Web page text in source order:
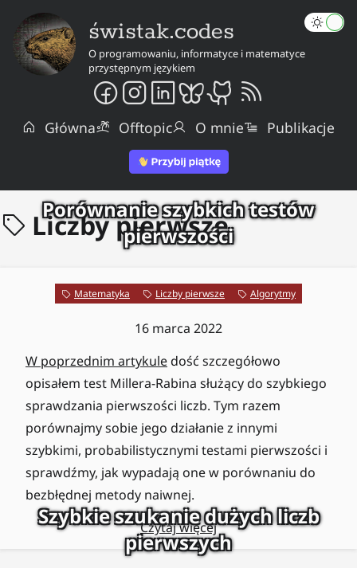
świstak.codes
O programowaniu, informatyce i matematyce
przystępnym językiem
Główna Offtopic O mnie Publikacje
Liczby pierwsze
Porównanie szybkich testów
pierwszości
Matematyka Liczby pierwsze Algorytmy
16 marca 2022
W poprzednim artykuledość szczegółowo
opisałem test Millera-Rabina służący do szybkiego
sprawdzania pierwszości liczb. Tym razem
porównajmy sobie jego działanie z innymi
szybkimi, probabilistycznymi testami pierwszości i
sprawdźmy, jak wypadają one w porównaniu do
bezbłędnej metody naiwnej.
Czytaj więcej
Szybkie szukanie dużych liczb
pierwszych